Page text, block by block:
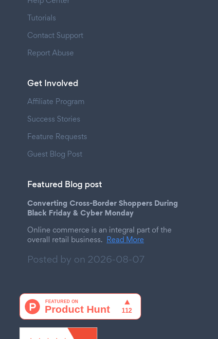
Tutorials
Contact Support
Report Abuse
Get Involved
Affiliate Program
Success Stories
Feature Requests
Guest Blog Post
Featured Blog post
Converting Cross-Border Shoppers During
Black Friday & Cyber Monday
Online commerce is an integral part of the
overall retail business. Read More
Posted by on 2026-08-07